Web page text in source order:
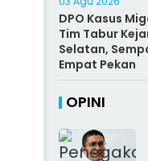
DPO Kasus
Tim Tabur
Selatan,
Empat Pekan
OPINI